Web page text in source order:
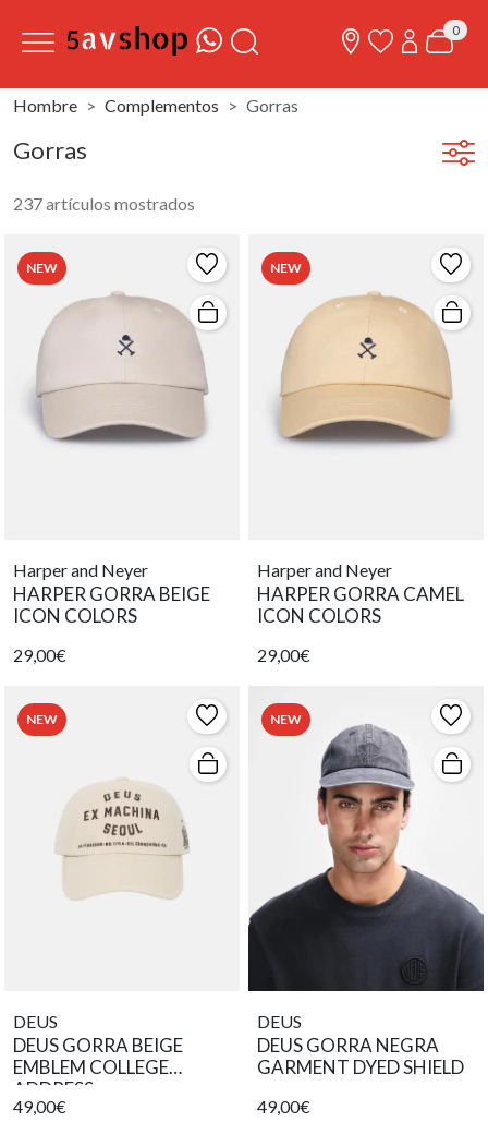
0
Hombre Complementos Gorras
Gorras
237 artículos mostrados
NEW
Harper and Neyer
HARPER GORRA BEIGE
ICON COLORS
29,00€
NEW
Harper and Neyer
HARPER GORRA CAMEL
ICON COLORS
29,00€
NEW
DEUS
DEUS GORRA BEIGE
EMBLEM COLLEGE
ADDRESS
49,00€
NEW
DEUS
DEUS GORRA NEGRA
GARMENT DYED SHIELD
49,00€